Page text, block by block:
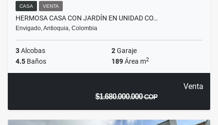
CASA VENTA
HERMOSA CASA CON JARDÍN EN UNIDAD CO…
Envigado, Antioquia, Colombia
3Alcobas 2Garaje
4.5 Baños 189Área m2
Venta
$1.680.000.000COP